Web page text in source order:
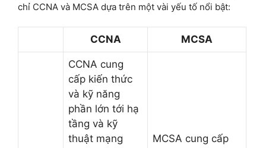
chỉ CCNA và MCSA dựa trên một vài yếu tố nổi bật:
CCNA MCSA
CCNA cung
cấp kiến thức
và kỹ năng
phần lớn tới hạ
tầng và kỹ
thuật mạng
MCSA cung cấp